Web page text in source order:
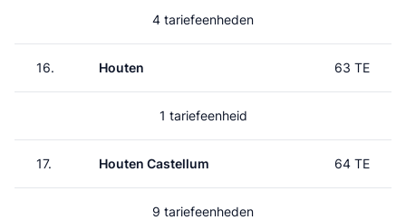
4 tariefeenheden
16. Houten 63 TE
1 tariefeenheid
17. Houten Castellum 64 TE
9 tariefeenheden